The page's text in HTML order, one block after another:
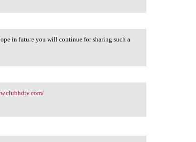
in future you will continue for sharing such a